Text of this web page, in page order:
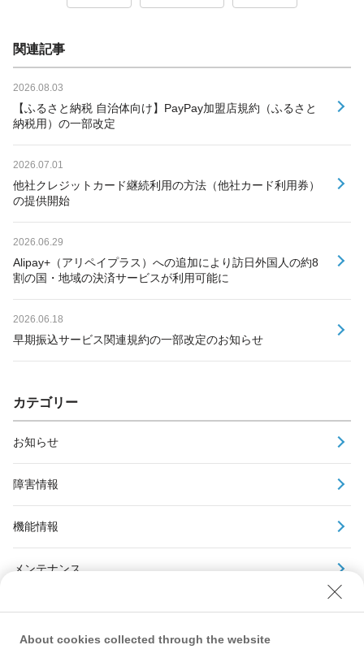
関連記事
2026.08.03
【ふるさと納税 自治体向け】PayPay加盟店規約（ふるさと
納税用）の一部改定
2026.07.01
他社クレジットカード継続利用の方法（他社カード利用券）
の提供開始
2026.06.29
Alipay+（アリペイプラス）への追加により訪日外国人の約8
割の国・地域の決済サービスが利用可能に
2026.06.18
早期振込サービス関連規約の一部改定のお知らせ
カテゴリー
お知らせ
障害情報
機能情報
メンテナンス
About cookies collected through the website